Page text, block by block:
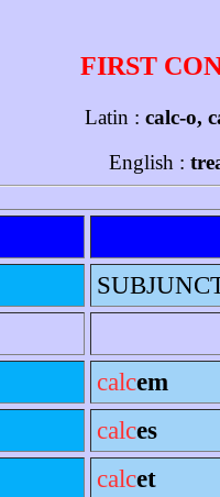
FIRST
Latin : calc-o,
English :
calcem
calces
calcet